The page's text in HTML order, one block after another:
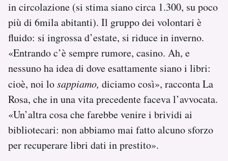
in circolazione (si stima siano circa 1.300, su poco
più di 6mila abitanti). Il gruppo dei volontari è
fluido: si ingrossa d’estate, si riduce in inverno.
«Entrando c’è sempre rumore, casino. Ah, e
nessuno ha idea di dove esattamente siano i libri:
cioè, noi losappiamo, diciamo così», racconta La
Rosa, che in una vita precedente faceva l’avvocata.
«Un’altra cosa che farebbe venire i brividi ai
bibliotecari: non abbiamo mai fatto alcuno sforzo
per recuperare libri dati in prestito».